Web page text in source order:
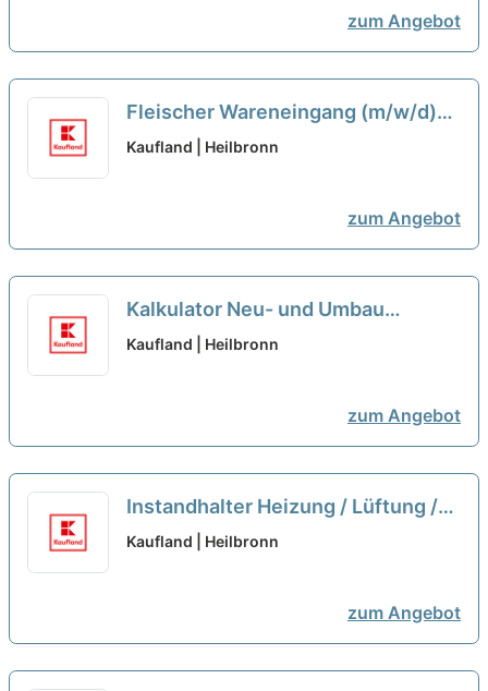
zum Angebot
Fleischer Wareneingang (m/w/d)
neu
Kaufland | Heilbronn
zum Angebot
Kalkulator Neu- und Umbau
(m/w/d) neu
Kaufland | Heilbronn
zum Angebot
Instandhalter Heizung / Lüftung /
Sanitär (m/w/d)
Kaufland | Heilbronn
zum Angebot